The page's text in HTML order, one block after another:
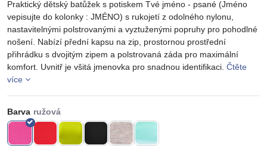
Praktický dětský batůžek s potiskem Tvé jméno - psané (Jméno
vepisujte do kolonky : JMÉNO) s rukojetí z odolného nylonu,
nastavitelnými polstrovanými a vyztuženými popruhy pro pohodlné
nošení. Nabízí přední kapsu na zip, prostornou prostřední
přihrádku s dvojitým zipem a polstrovaná záda pro maximální
komfort. Uvnitř je všitá jmenovka pro snadnou identifikaci. Čtěte
více
Barva